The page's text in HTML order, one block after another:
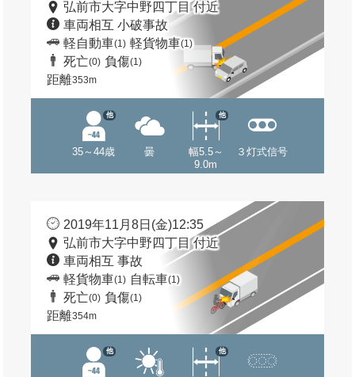
弘前市大字中野四丁目 付近
車両相互 小破事故
軽自動車(1) 軽貨物車(1)
死亡(0) 負傷(1)
距離353m
35～44歳
他
曇
幅5.5～
9.0m
他
３灯式信号
2019年11月8日(金)12:35
弘前市大字中野四丁目 付近
車両相互 事故
軽貨物車(1) 自転車(1)
死亡(0) 負傷(1)
距離354m
他 他